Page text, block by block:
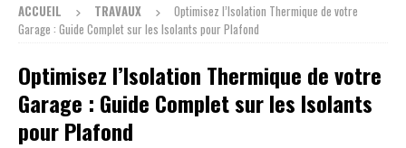
ACCUEIL TRAVAUX
Optimisez l’Isolation Thermique de votre
Garage : Guide Complet sur les Isolants pour Plafond
Optimisez l’Isolation Thermique de votre
Garage : Guide Complet sur les Isolants
pour Plafond